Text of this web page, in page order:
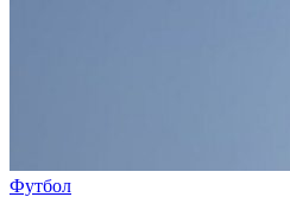
Футбол